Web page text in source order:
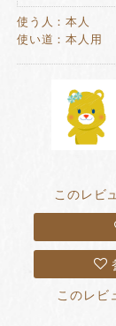
使う人：本人
使い道：本人用
このレビ
このレビ